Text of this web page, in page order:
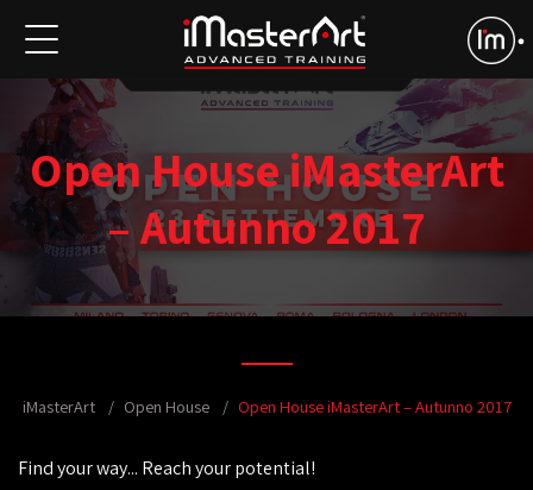
Open House iMasterArt
– Autunno 2017
iMasterArt Open House Open House iMasterArt – Autunno 2017
Find your way... Reach your potential!